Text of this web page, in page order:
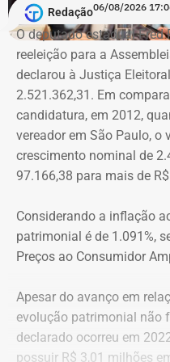
A atriz foi a primeira
“botão do pânico”,
Polícia Militar do Rio. O
tornozeleira eletrônica
aproximação, a central de
entra em contato com a
Na declaração
eleição como suplente,
veículos, um consórcio
conta corrente,
Quatro anos depois, nas
a disputar uma vaga na
novamente ficou como
saltou para R$
mil, uma chácara de R$
somavam R$ 647,3 mil e
empresas do ramo de
Em 2024, quando foi eleito
Iguaçu, Elton Cristo
incluindo um sítio
Redação06/08/2026
O deputado estadual Fred
reeleição para a
declarou à Justiça
2.521.362,31. Em
candidatura, em 2012,
vereador em São Paulo, o
crescimento nominal de
97.166,38 para mais de
Considerando a inflação
patrimonial é de 1.091%,
Preços ao Consumidor
Apesar do avanço em
evolução patrimonial não
declarado ocorreu em
possuir R$ 3,01 milhões